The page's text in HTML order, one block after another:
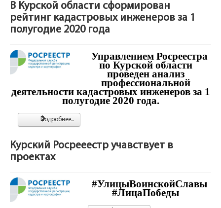
В Курской области сформирован
рейтинг кадастровых инженеров за 1
полугодие 2020 года
Управлением Росреестра
по Курской области
проведен анализ
профессиональной
деятельности кадастровых инженеров за 1
полугодие 2020 года.
Подробнее...
Курский Росрееестр учавствует в
проектах
#УлицыВоинскойСлавы
#ЛицаПобеды